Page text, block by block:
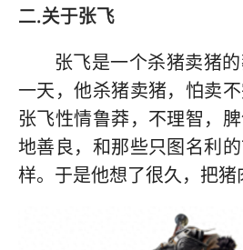
二.关于张飞
张飞是一个杀猪卖猪
一天，他杀猪卖猪，怕卖不
张飞性情鲁莽，不理智，
地善良，和那些只图名利
样。于是他想了很久，把猪